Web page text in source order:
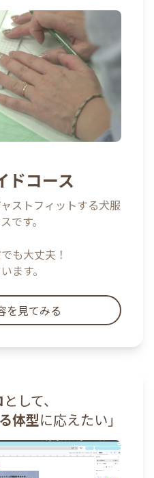
ドコース
ストフィットする犬服
です。
も大丈夫！
ます。
を見てみる
として、
体型に応えたい」